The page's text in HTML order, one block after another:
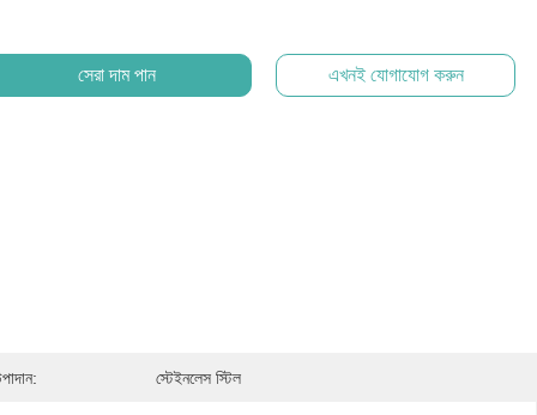
সেরা দাম পান এখনই যোগাযোগ করুন
স্টেইনলেস স্টিল